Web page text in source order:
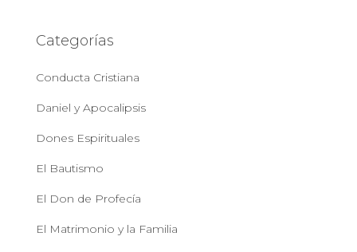
Categorías
Conducta Cristiana
Daniel y Apocalipsis
Dones Espirituales
El Bautismo
El Don de Profecía
El Matrimonio y la Familia